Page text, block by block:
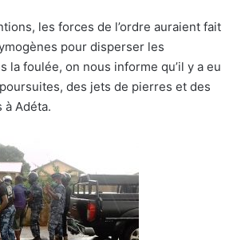
les forces de l’ordre auraient fait
pour disperser les
la foulée, on nous informe qu’il y a eu
des jets de pierres et des
à Adéta.